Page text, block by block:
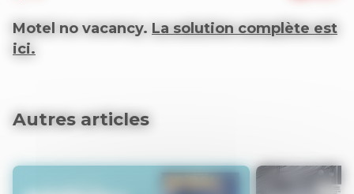
Motel no vacancy. La solution complète est
ici.
Autres articles